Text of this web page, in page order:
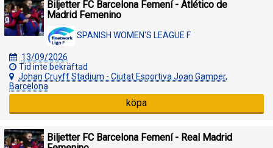
Biljetter FC Barcelona Femení - Atlético de
Madrid Femenino
SPANISH WOMEN'S LEAGUE F
13/09/2026
Tid inte bekräftad
Johan Cruyff Stadium - Ciutat Esportiva Joan Gamper,
Barcelona
köpa
Biljetter FC Barcelona Femení - Real Madrid